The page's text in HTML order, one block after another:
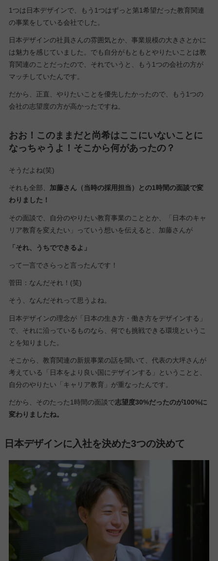
1つは日本デザインで、もう1つはずっと第1希望だった教育関連
の事業をしている会社でした。
日本デザインの社員さんの雰囲気とか、事業規模の大きさとかに
は魅力を感じていました。でも自分がもともとやりたいことは教
育関連のことだったので、それでいうと、もう1つの会社の方が
マッチしていたんです。
だから、正直、やりたいことを優先したかったので、もう1つの
会社の志望度の方が高かったですね。
おお！このままだと尚希はここにいないことに
なっちゃうよ！そこから何があったの？
そうだよね(笑)
それも全部、 加藤さん（当時の採用担当）との1時間の面談で変
わりました！
その面談で、自分のやりたい教育事業のこととか、「日本のキャ
リア教育を変えたい」っていう想いを伝えると、加藤さんが
「それ、うちでできるよ」
って一言でさらっと言ったんです！
菅田：なんだそれ！(笑)
そう、なんだそれって思うよね。
日本デザインの理念が「日本の生き方・働き方をデザインする」
で、それに沿っているものなら、何でも挑戦できる環境というこ
とを知りました。
そこから、教育関連の新規事業の話を聞いて、代表の大坪さんが
考えている「日本をより良い国にデザインする」ということと、
自分のやりたい「キャリア教育」が重なったんです。
だから、そのたった1時間の面談で志望度30%だったのが100%に
変わりましたね。
日本デザインに入社を決めた3つの決めて